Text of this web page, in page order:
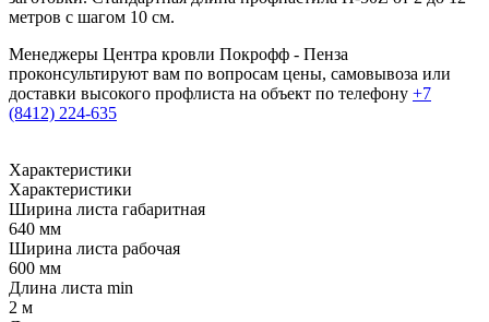
метров с шагом 10 см.
Менеджеры Центра кровли Покрофф - Пенза
проконсультируют вам по вопросам цены, самовывоза или
доставки высокого профлиста на объект по телефону +7
(8412) 224-635
Характеристики
Характеристики
Ширина листа габаритная
640 мм
Ширина листа рабочая
600 мм
Длина листа min
2 м